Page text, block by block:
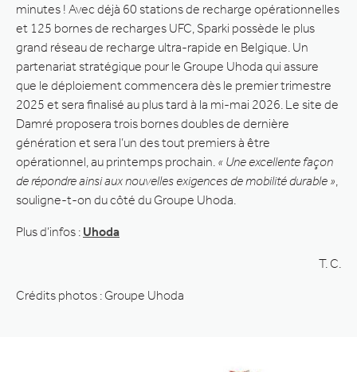
minutes ! Avec déjà 60 stations de recharge opérationnelles
et 125 bornes de recharges UFC, Sparki possède le plus
grand réseau de recharge ultra-rapide en Belgique. Un
partenariat stratégique pour le Groupe Uhoda qui assure
que le déploiement commencera dès le premier trimestre
2025 et sera finalisé au plus tard à la mi-mai 2026. Le site de
Damré proposera trois bornes doubles de dernière
génération et sera l’un des tout premiers à être
opérationnel, au printemps prochain. « Une excellente façon
de répondre ainsi aux nouvelles exigences de mobilité durable »
souligne-t-on du côté du Groupe Uhoda.
Plus d’infos : Uhoda
T. C.
Crédits photos : Groupe Uhoda